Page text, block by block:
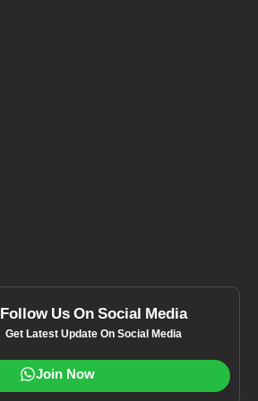
Follow Us On Social Media
Get Latest Update On Social Media
Join Now